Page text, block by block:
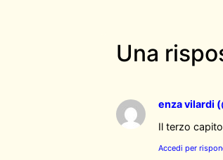
Una
enza vilardi
Il terzo
Accedi per